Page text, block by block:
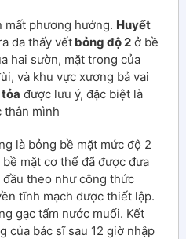
mất phương hướng. Huyết
da thấy vếtbỏng độ 2ở bề
hai sườn, mặt trong của
và khu vực xương bả vai
được lưu ý, đặc biệt là
thân mình
là bỏng bề mặt mức độ 2
mặt cơ thể đã được đưa
theo như công thức
tĩnh mạch được thiết lập.
gạc tẩm nước muối. Kết
của bác sĩ sau 12 giờ nhập